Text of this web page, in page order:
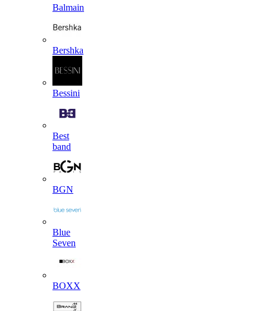
Balmain
Bershka
Bessini
Best
band
BGN
Blue
Seven
BOXX